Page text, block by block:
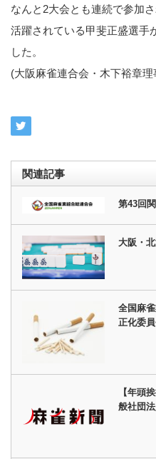
なんと2大会とも連続で参加
活躍されている甲斐正盛選手
した。
(大阪麻雀連合会・木下裕章理
関連記事
第43回
大阪・
全国麻
正化委
【年頭
般社団